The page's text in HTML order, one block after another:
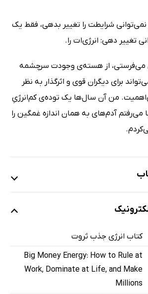
1: وقتی نمی‌توانی شرایطت را تغییر بدهی، فقط یک
تغییر دهی: انرژی‌ات را.
می‌فرستی، از هسته‌ی وجودت سرچشمه
برای دیگران قوی و اثرگذار به نظر
من آن سال‌ها یک توده‌ی کم‌انرژیِ
می‌رفتم آدم‌های به همان اندازه غمگین را
خارج شو
کتاب انرژی جذب ثروت
Big Money Energy: How to Rule at
Work, Dominate at Life, and Make
Millions